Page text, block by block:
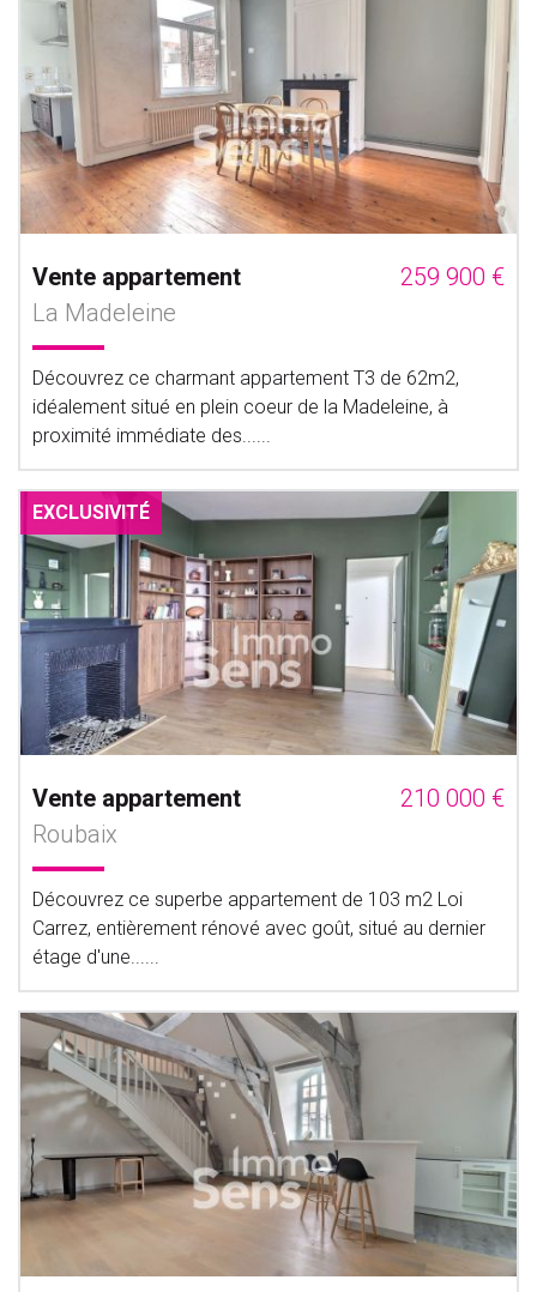
Vente appartement
259 900 €
La Madeleine
Découvrez ce charmant appartement T3 de 62m2,
idéalement situé en plein coeur de la Madeleine, à
proximité immédiate des......
EXCLUSIVITÉ
Vente appartement
210 000 €
Roubaix
Découvrez ce superbe appartement de 103 m2 Loi
Carrez, entièrement rénové avec goût, situé au dernier
étage d'une......